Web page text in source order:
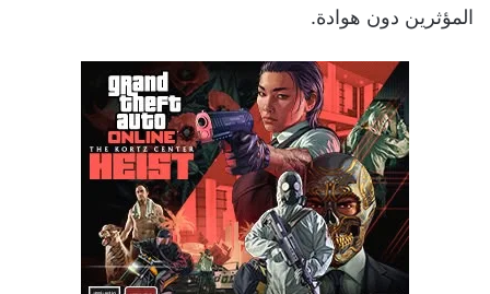
المؤثرين دون هوادة.